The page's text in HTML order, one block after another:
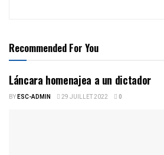
Recommended For You
Láncara homenajea a un dictador
BYESC-ADMIN 29 JUILLET 2022 0